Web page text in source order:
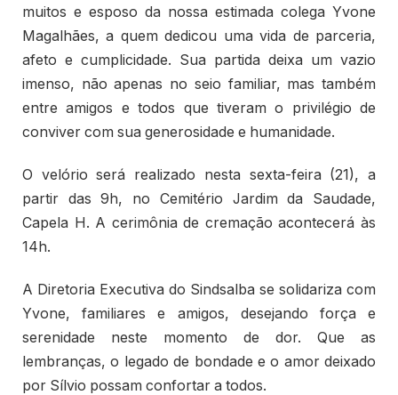
muitos e esposo da nossa estimada colega Yvone
Magalhães, a quem dedicou uma vida de parceria,
afeto e cumplicidade. Sua partida deixa um vazio
imenso, não apenas no seio familiar, mas também
entre amigos e todos que tiveram o privilégio de
conviver com sua generosidade e humanidade.
O velório será realizado nesta sexta-feira (21), a
partir das 9h, no Cemitério Jardim da Saudade,
Capela H. A cerimônia de cremação acontecerá às
14h.
A Diretoria Executiva do Sindsalba se solidariza com
Yvone, familiares e amigos, desejando força e
serenidade neste momento de dor. Que as
lembranças, o legado de bondade e o amor deixado
por Sílvio possam confortar a todos.